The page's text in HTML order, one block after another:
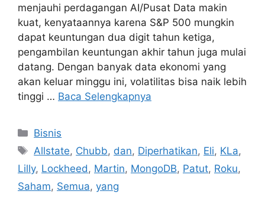
menjauhi perdagangan AI/Pusat Data makin
kuat, kenyataannya karena S&P 500 mungkin
dapat keuntungan dua digit tahun ketiga,
pengambilan keuntungan akhir tahun juga mulai
datang. Dengan banyak data ekonomi yang
akan keluar minggu ini, volatilitas bisa naik lebih
tinggi … Baca Selengkapnya
Kategori
Bisnis
Tag
Allstate, Chubb, dan, Diperhatikan, Eli, KLa,
Lilly, Lockheed, Martin, MongoDB, Patut, Roku,
Saham, Semua, yang